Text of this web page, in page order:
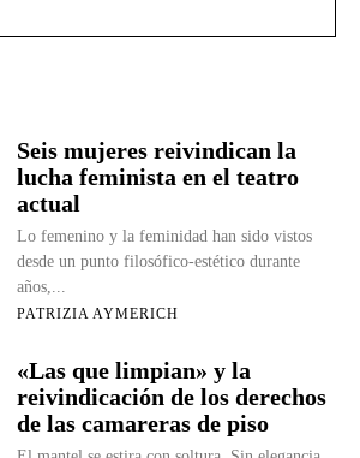
Seis mujeres reivindican la
lucha feminista en el teatro
actual
Lo femenino y la feminidad han sido vistos
desde un punto filosófico-estético durante
años,...
PATRIZIA AYMERICH
«Las que limpian» y la
reivindicación de los derechos
de las camareras de piso